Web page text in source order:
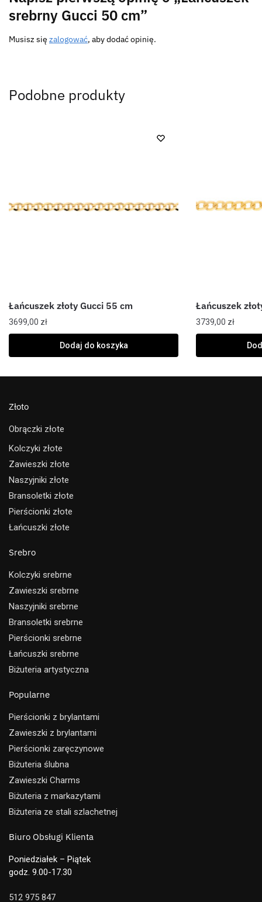
srebrny Gucci 50 cm”
Musisz się zalogować, aby dodać opinię.
Podobne produkty
Łańcuszek złoty Gucci 55 cm
3699,00 zł
Dodaj do koszyka
Łańcuszek
3739,00 zł
Złoto
Obrączki złote
Kolczyki złote
Zawieszki złote
Naszyjniki złote
Bransoletki złote
Pierścionki złote
Łańcuszki złote
Srebro
Kolczyki srebrne
Zawieszki srebrne
Naszyjniki srebrne
Bransoletki srebrne
Pierścionki srebrne
Łańcuszki srebrne
Biżuteria artystyczna
Popularne
Pierścionki z brylantami
Zawieszki z brylantami
Pierścionki zaręczynowe
Biżuteria ślubna
Zawieszki Charms
Biżuteria z markazytami
Biżuteria ze stali szlachetnej
Biuro Obsługi Klienta
Poniedziałek – Piątek
godz. 9.00-17.30
512 975 847